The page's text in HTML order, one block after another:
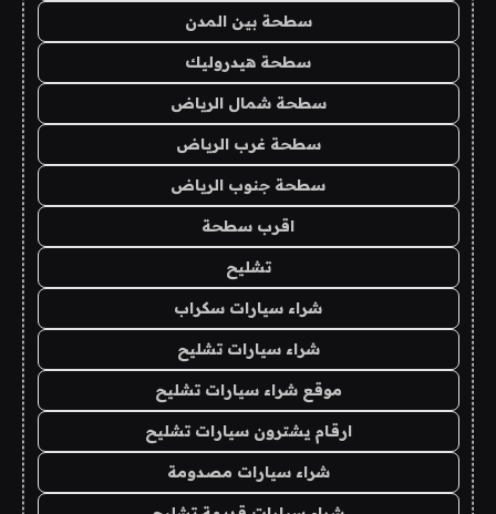
سطحة بين المدن
سطحة هيدروليك
سطحة شمال الرياض
سطحة غرب الرياض
سطحة جنوب الرياض
اقرب سطحة
تشليح
شراء سيارات سكراب
شراء سيارات تشليح
موقع شراء سيارات تشليح
ارقام يشترون سيارات تشليح
شراء سيارات مصدومة